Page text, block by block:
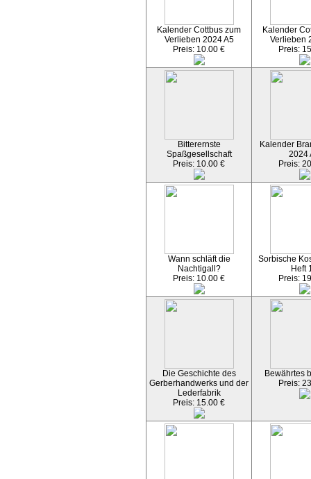
Kalender Cottbus zum
Verlieben 2024 A5
Preis: 10.00 €
Kalender
Verlieben
Preis:
Bitterernste
Spaßgesellschaft
Preis: 10.00 €
Kalender
2024
Preis:
Wann schläft die
Nachtigall?
Preis: 10.00 €
Sorbische
Heft
Preis:
Die Geschichte des
Gerberhandwerks und der
Lederfabrik
Preis: 15.00 €
Bewährtes
Preis: